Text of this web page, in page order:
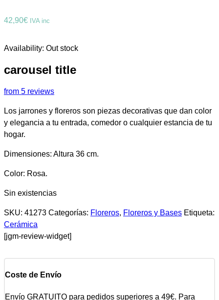
42,90€ IVA inc
Availability: Out stock
carousel title
from 5 reviews
Los jarrones y floreros son piezas decorativas que dan color
y elegancia a tu entrada, comedor o cualquier estancia de tu
hogar.
Dimensiones: Altura 36 cm.
Color: Rosa.
Sin existencias
SKU: 41273 Categorías: Floreros, Floreros y Bases Etiqueta:
Cerámica
[jgm-review-widget]
Coste de Envío
Envío GRATUITO para pedidos superiores a 49€. Para